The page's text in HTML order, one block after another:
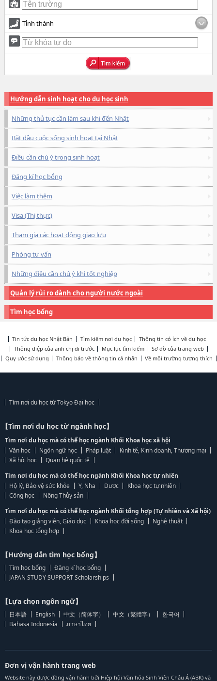
Tỉnh thành
Hướng dẫn sinh hoạt cho du học sinh
Những thủ tục cần làm sau khi đến Nhật
Bắt đầu cuộc sống sinh hoạt tại Nhật
Điều cần chú ý trong sinh hoạt
Đăng kí học bổng
Việc làm thêm
Visa (Thị thực)
Tham gia các hoạt động giao lưu
Phòng tư vấn
Những điều cần chú ý khi tốt nghiệp
Quản lý rủi ro dành cho người nước ngoài
Tìm học bổng
Tin tức du học Nhật Bản Tìm kiếm nơi du học
Thông tin có ích về du học
Thông điệp của anh chị đi trước
Mục lục tìm kiếm
Sơ đồ của trang web
Quy ước sử dụng
Thông báo về thông tin cá nhân Về môi trường tương thích
Tìm nơi du học từ Tokyo Đại học
【Tìm nơi du học từ ngành học】
Tìm nơi du học mà có thể học ngành Khối Khoa học xã hội
Văn học
Ngôn ngữ học Pháp luật
Kinh tế, Kinh doanh, Thương mại
Xã hội học
Quan hệ quốc tế
Tìm nơi du học mà có thể học ngành Khối Khoa học tự nhiên
Hộ lý, Bảo vệ sức khỏe
Y, Nha Dược
Khoa học tự nhiên
Công học
Nông Thủy sản
Tìm nơi du học mà có thể học ngành Khối tổng hợp (Tự nhiên và Xã hội)
Đào tạo giảng viên, Giáo dục
Khoa học đời sống
Nghệ thuật
Khoa học tổng hợp
【Hướng dẫn tìm học bổng】
Tìm học bổng
Đăng kí học bổng
JAPAN STUDY SUPPORT Scholarships
【Lựa chọn ngôn ngữ】
日本語 English 中文（简体字） 中文（繁體字）
한국어
Bahasa Indonesia
ภาษาไทย
Đơn vị vận hành trang web
Website này được đồng vận hành bởi Hiệp hội Văn hóa Sinh Viên Châu Á (ABK) và